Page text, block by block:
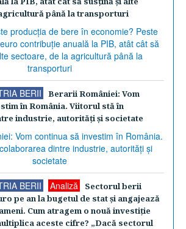
până la transporturi
BERII
Berarii României: Vom
în România. Viitorul stă în
industrie, autorităţi şi societate
BERII Analiză
Sectorul berii
pe an la bugetul de stat şi angajează
Cum atragem o nouă investiţie
aceste cifre? „Dacă sectorul